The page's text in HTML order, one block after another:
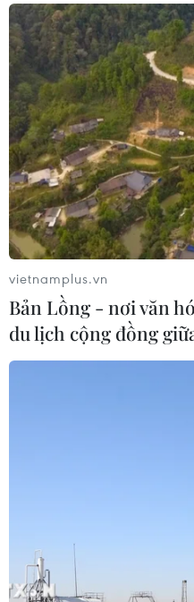
em
07/08/2026 04:28
Chuyên gia Canada
lĩnh đối ngoại của Việt
07/08/2026 03:49
Venezuela khởi động
tiến trình chuyển giao
07/08/2026 02:58
Sập công trình tại Cuba
Đảng Cộng hòa đề xuất
thêm thẩm quyền thuế
07/08/2026 00:33
vietnamplus.vn
Bản Lồng - nơi văn
du lịch cộng đồng